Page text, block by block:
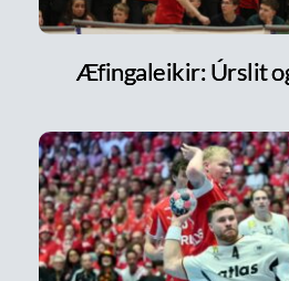
Æfingaleikir: Úrslit